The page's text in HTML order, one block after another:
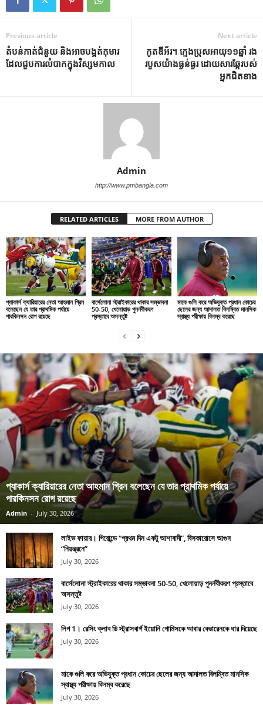
Previous article
តំបន់កាត់ជំនួយ និងអាចបង្អត់កុមារ
ដែលជួបការលំបាកក្នុងវិស្សមកាល
Next article
កូតឌីអ័រ។ ក្មេងប្រុសអាយុ១១ឆ្នាំ រង
របួសយ៉ាងធ្ងន់ធ្ងរ ដោយសារឆ្កែរបស់
អ្នកជិតខាង
Admin
http://www.pmbangla.com
RELATED ARTICLES MORE FROM AUTHOR
প্যাকার্স ক্যারিয়ারের নেতা আহমান গ্রিন
বলেছেন যে তার প্রাথমিক পর্যায়ে
পারকিনসন রোগ রয়েছে
বার্সেলোনা স্ট্রাইকারের থাকার সম্ভাবনা
50-50, খেলোয়াড় পুনর্নবীকরণ
প্রস্তাবে অসন্তুষ্ট
মাকে গুলি করে অভিযুক্ত প্রধান কোচের
ছেলের জন্য আদালত বিলম্বিত মানসিক
স্বাস্থ্য পরীক্ষায় বিলম্ব করেছে
প্যাকার্স ক্যারিয়ারের নেতা আহমান গ্রিন বলেছেন যে তার প্রাথমিক পর্যায়ে
পারকিনসন রোগ রয়েছে
Admin - July 30, 2026
লাইভ ফায়ার। গিরোন্ডে “প্রথম দিন একটু আশাবাদী”, বিসকারোসে আগুন
“নিয়ন্ত্রনে”
July 30, 2026
বার্সেলোনা স্ট্রাইকারের থাকার সম্ভাবনা 50-50, খেলোয়াড় পুনর্নবীকরণ প্রস্তাবে
অসন্তুষ্ট
July 30, 2026
লিগ 1। রেসিং ক্লাব ডি স্ট্রাসবার্গ ইয়োনি গোমিসকে আবার বেভারেনকে ধার দিয়েছে
July 30, 2026
মাকে গুলি করে অভিযুক্ত প্রধান কোচের ছেলের জন্য আদালত বিলম্বিত মানসিক
স্বাস্থ্য পরীক্ষায় বিলম্ব করেছে
July 30, 2026